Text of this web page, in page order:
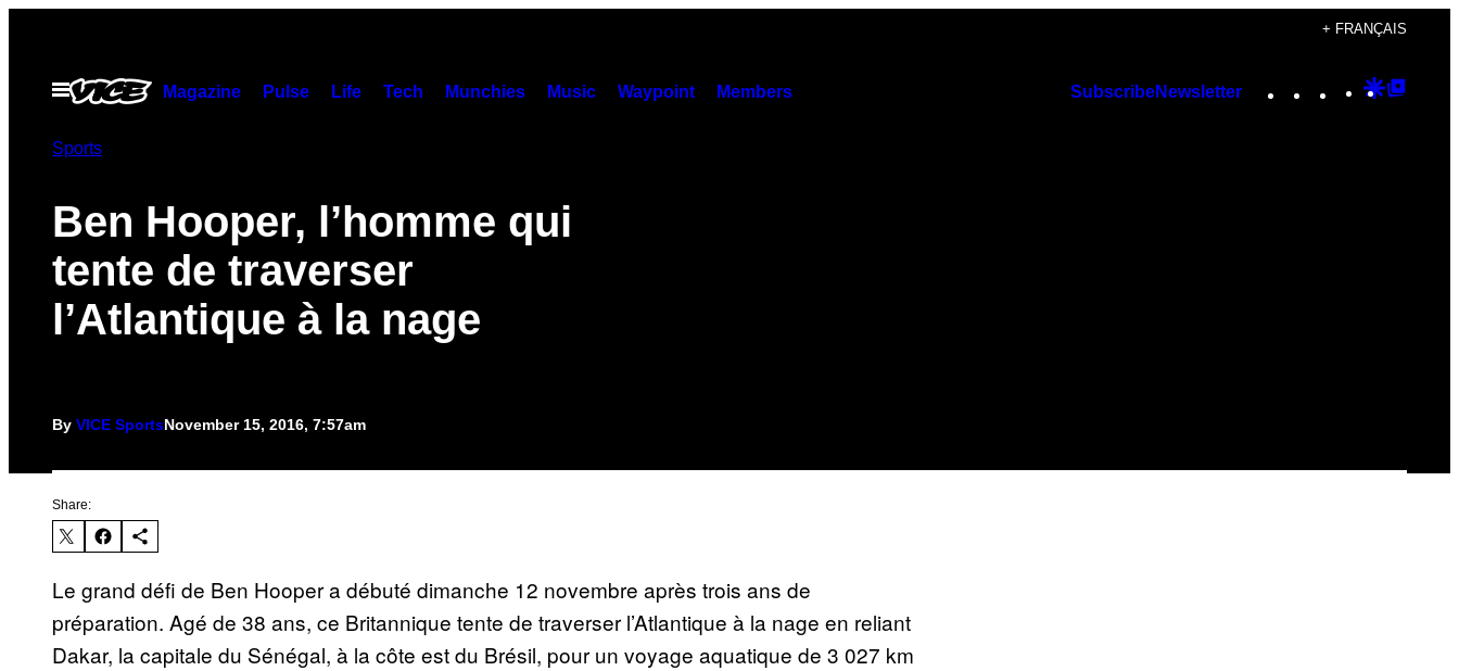
content
+ FRANÇAIS
Open
Menu
Magazine Pulse Life Tech Munchies Music Waypoint Members SubscribeNewsletter Instagram
TikTok
YouTube
Google
Sports
Ben Hooper, l’homme qui
tente de traverser
l’Atlantique à la nage
By VICE SportsNovember 15, 2016, 7:57am
Share:
Le grand défi de Ben Hooper a débuté dimanche 12 novembre après trois ans de
préparation. Agé de 38 ans, ce Britannique tente de traverser l’Atlantique à la nage en reliant
Dakar, la capitale du Sénégal, à la côte est du Brésil, pour un voyage aquatique de 3 027 km